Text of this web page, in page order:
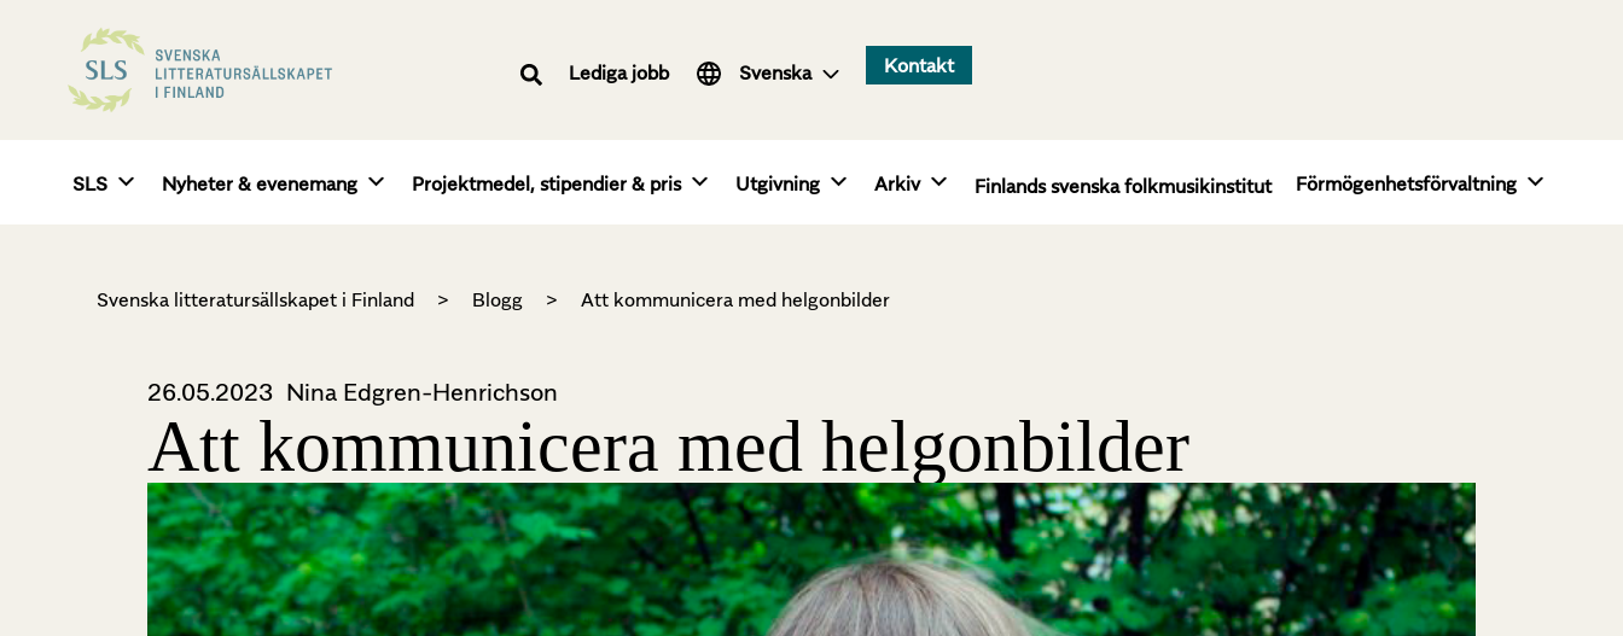
Lediga jobb Svenska
English Kontakt
SLS Nyheter & evenemang Projektmedel, stipendier & pris Utgivning Arkiv Finlands svenska folkmusikinstitut Förmögenhetsförvaltning
Svenska litteratursällskapet i Finland > Blogg > Att kommunicera med helgonbilder
26.05.2023 Nina Edgren-Henrichson
Att kommunicera med helgonbilder